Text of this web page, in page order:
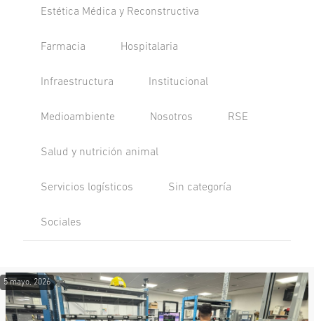
Estética Médica y Reconstructiva
Farmacia Hospitalaria
Infraestructura Institucional
Medioambiente Nosotros RSE
Salud y nutrición animal
Servicios logísticos Sin categoría
Sociales
5 mayo, 2026